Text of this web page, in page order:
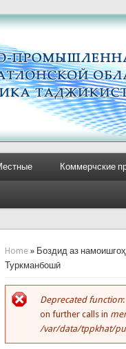
Коммерчские
You are here
Home » Боздид аз
Туркманбошӣ
Error
Deprecated function
on further calls in
/var/data/tppkhat/